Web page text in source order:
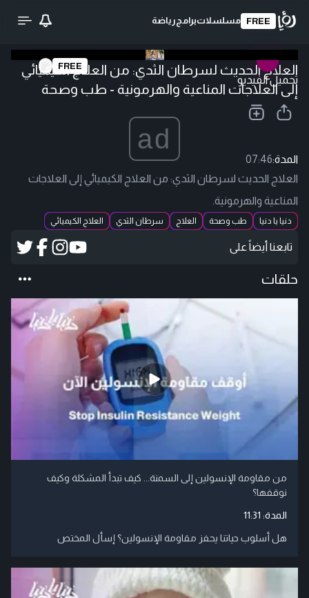
FREE مسلسلاتبرامج رياضة
تحميل الفيديو
FREE
العلاج الحديث لسرطان الثدي: من العلاج الكيميائي
إلى العلاجات المناعية والهرمونية - طب وصحة
ad
المدة:07:46
العلاج الحديث لسرطان الثدي: من العلاج الكيميائي إلى العلاجات
المناعية والهرمونية.
دنيا يا دنيا طب وصحة العلاج سرطان الثدي العلاج الكيميائي
تابعنا أيضاً على
حلقات
من مقاومة الإنسولين إلى السمنة... كيف تبدأ المشكلة وكيف
نوقفها؟
المدة: 11:31
هل أسلوب حياتنا يحفز مقاومة الإنسولين؟ إسأل المختص